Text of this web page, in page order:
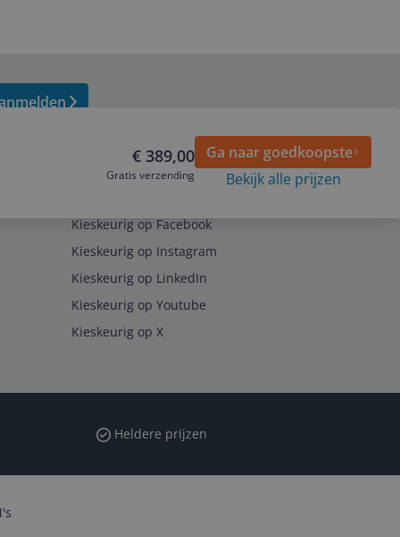
€ 389,00
Gratis verzending
Ga naar goedkoopste
Bekijk alle prijzen
Kieskeurig op Facebook
Kieskeurig op Instagram
Kieskeurig op LinkedIn
Kieskeurig op Youtube
Kieskeurig op X
Heldere prijzen